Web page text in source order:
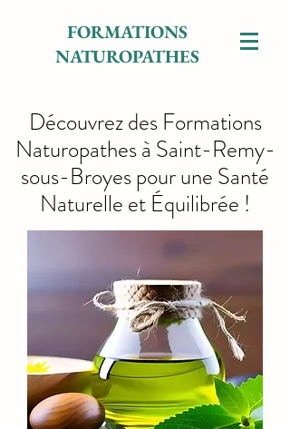
FORMATIONS
NATUROPATHES
Découvrez des Formations
Naturopathes à Saint-Remy-
sous-Broyes pour une Santé
Naturelle et Équilibrée !